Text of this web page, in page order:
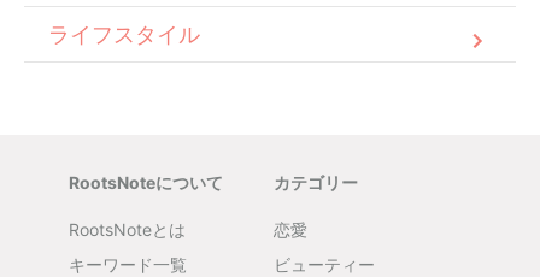
ライフスタイル
RootsNoteについて
RootsNoteとは
キーワード一覧
カテゴリー
恋愛
ビューティー